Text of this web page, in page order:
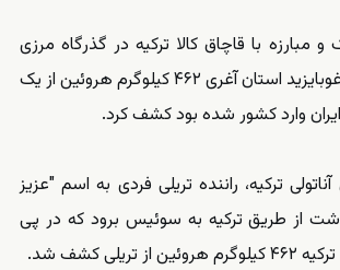
و مبارزه با قاچاق کالا ترکیه در گذرگاه مرزی
«گوربولاغ» شهر دوغوبایزید استان آغری ۴۶۲ کیلوگرم هروئین از یک
ایران وارد کشور شده بود کشف کرد.
ترکیه، راننده تریلی فردی به اسم "عزیز
از طریق ترکیه به سوئیس برود که در پی
کشف شد.